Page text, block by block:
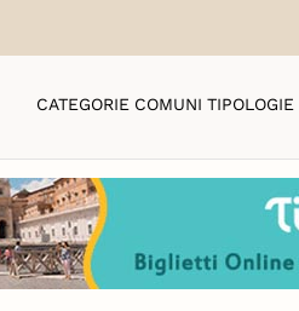
CATEGORIE COMUNI TIPOLOGIE